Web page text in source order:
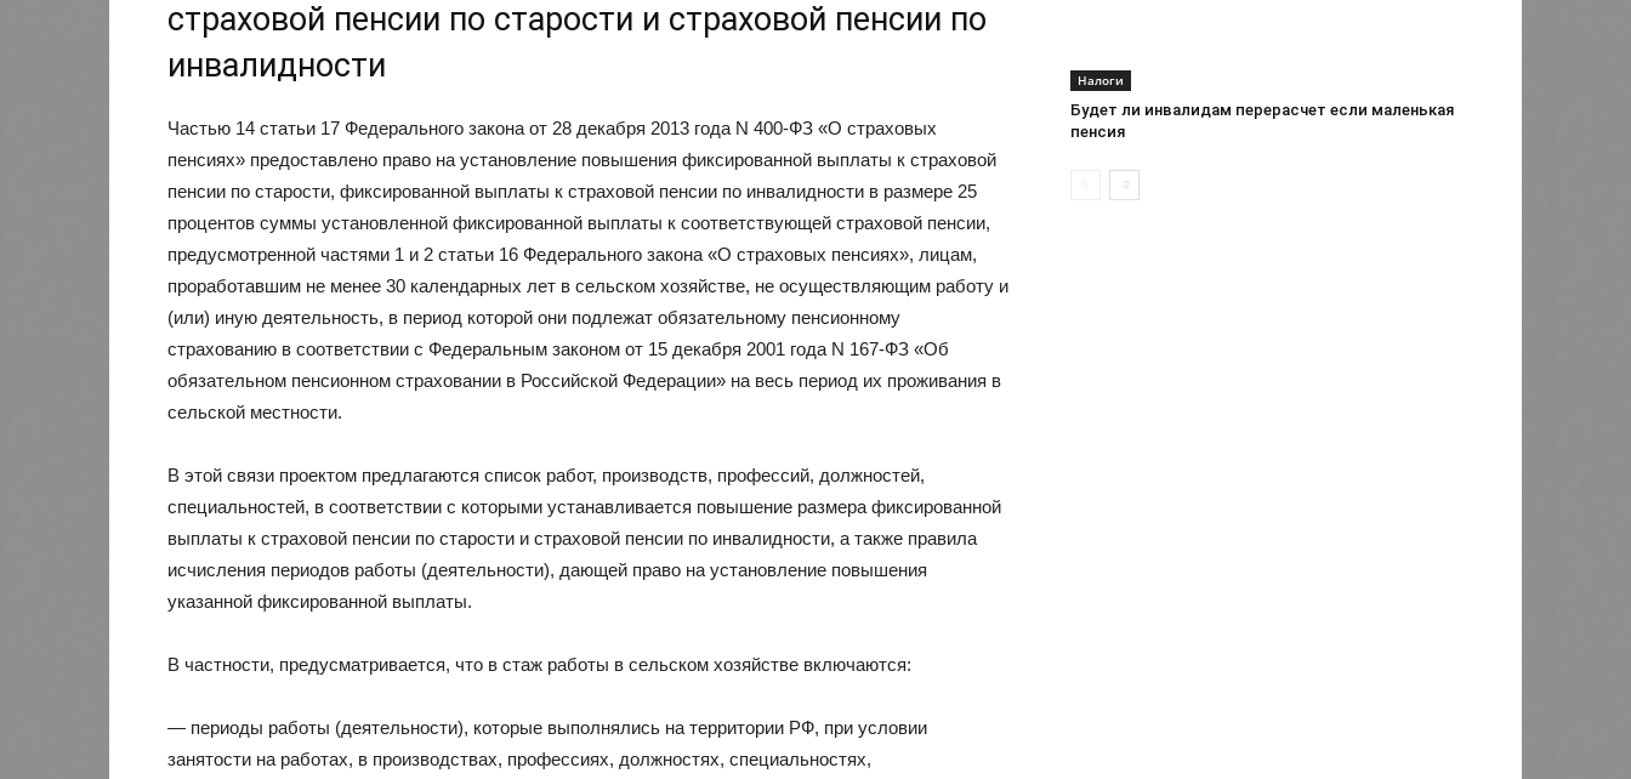
страховой пенсии по старости и страховой пенсии по
инвалидности
Частью 14 статьи 17 Федерального закона от 28 декабря 2013 года N 400-ФЗ «О страховых
пенсиях» предоставлено право на установление повышения фиксированной выплаты к страховой
пенсии по старости, фиксированной выплаты к страховой пенсии по инвалидности в размере 25
процентов суммы установленной фиксированной выплаты к соответствующей страховой пенсии,
предусмотренной частями 1 и 2 статьи 16 Федерального закона «О страховых пенсиях», лицам,
проработавшим не менее 30 календарных лет в сельском хозяйстве, не осуществляющим работу и
(или) иную деятельность, в период которой они подлежат обязательному пенсионному
страхованию в соответствии с Федеральным законом от 15 декабря 2001 года N 167-ФЗ «Об
обязательном пенсионном страховании в Российской Федерации» на весь период их проживания в
сельской местности.
В этой связи проектом предлагаются список работ, производств, профессий, должностей,
специальностей, в соответствии с которыми устанавливается повышение размера фиксированной
выплаты к страховой пенсии по старости и страховой пенсии по инвалидности, а также правила
исчисления периодов работы (деятельности), дающей право на установление повышения
указанной фиксированной выплаты.
В частности, предусматривается, что в стаж работы в сельском хозяйстве включаются:
— периоды работы (деятельности), которые выполнялись на территории РФ, при условии
занятости на работах, в производствах, профессиях, должностях, специальностях,
Налоги
Будет ли инвалидам перерасчет если маленькая
пенсия